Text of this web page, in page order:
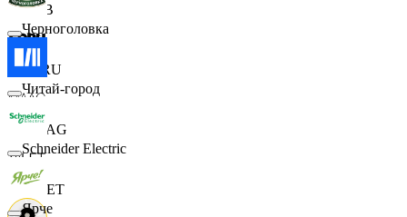
DUB
ECRU
MAAG
VILET
Черноголовка
Читай-город
Schneider Electric
Ярче